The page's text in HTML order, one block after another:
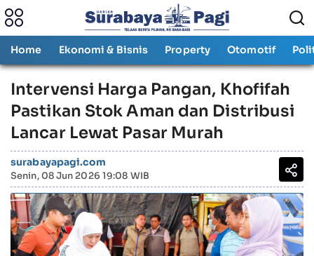
Home Ekonomi & Bisnis Property Otomotif
Intervensi Harga Pangan, Khofifah
Pastikan Stok Aman dan Distribusi
Lancar Lewat Pasar Murah
surabayapagi.com
Senin, 08 Jun 2026 19:08 WIB